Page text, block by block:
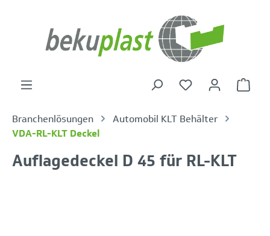
Branchenlösungen
Automobil KLT Behälter
VDA-RL-KLT Deckel
Auflagedeckel D 45 für RL-KLT